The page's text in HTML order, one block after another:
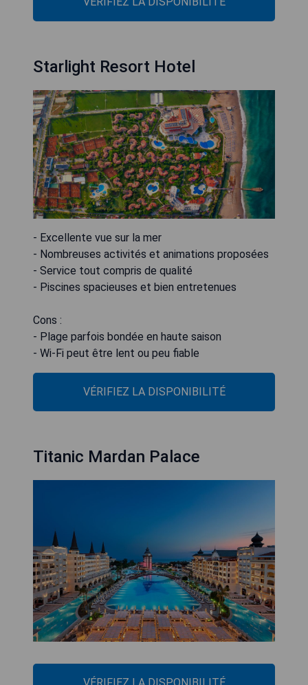
Starlight Resort Hotel
- Excellente vue sur la mer
- Nombreuses activités et animations proposées
- Service tout compris de qualité
- Piscines spacieuses et bien entretenues
Cons :
- Plage parfois bondée en haute saison
- Wi-Fi peut être lent ou peu fiable
VÉRIFIEZ LA DISPONIBILITÉ
Titanic Mardan Palace
VÉRIFIEZ LA DISPONIBILITÉ